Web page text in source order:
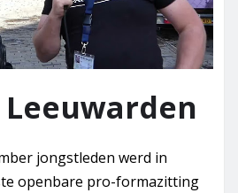
Leeuwarden
jongstleden werd in
openbare pro-formazitting